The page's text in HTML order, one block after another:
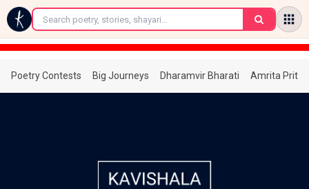
←
Poetry Contests Big Journeys Dharamvir Bharati Amrita